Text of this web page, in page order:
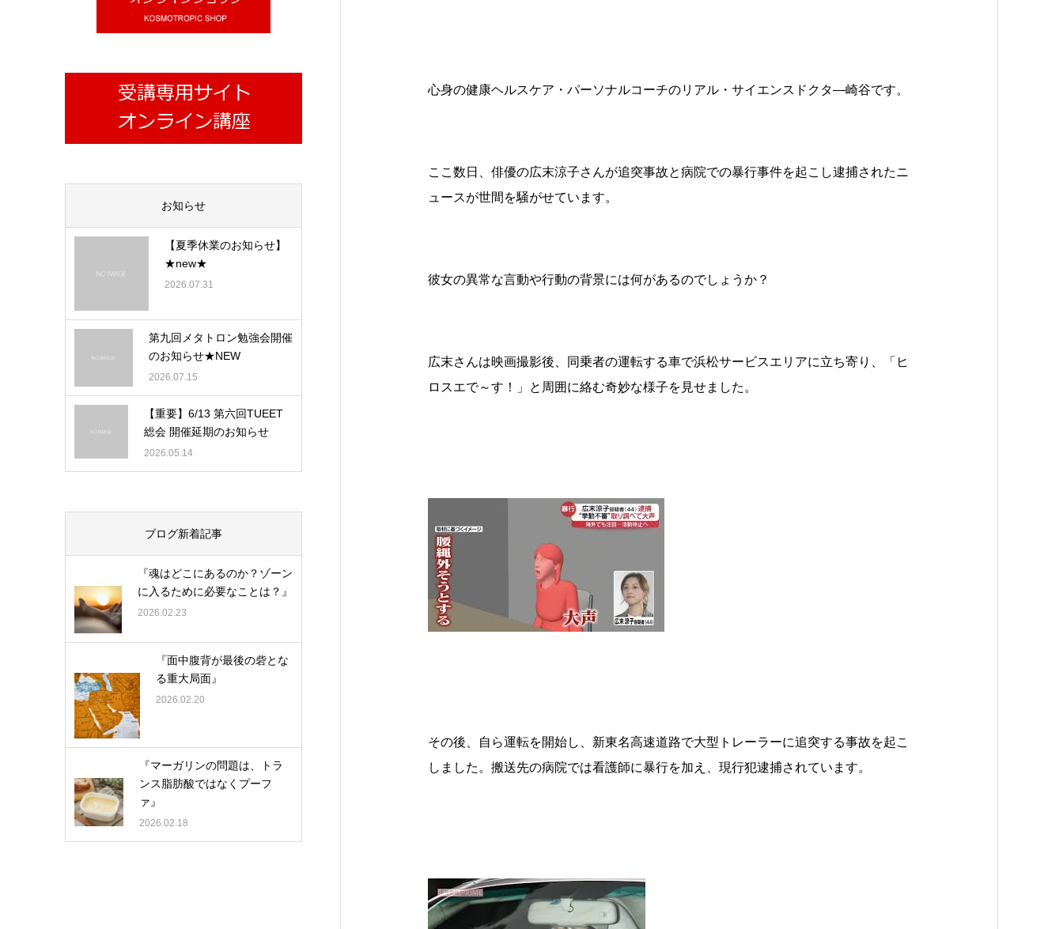
心身の健康ヘルスケア・パーソナルコーチのリアル・サイエンスドクタ—崎谷です。
ここ数日、俳優の広末涼子さんが追突事故と病院での暴行事件を起こし逮捕されたニ
ュースが世間を騒がせています。
彼女の異常な言動や行動の背景には何があるのでしょうか？
広末さんは映画撮影後、同乗者の運転する車で浜松サービスエリアに立ち寄り、「ヒ
ロスエで～す！」と周囲に絡む奇妙な様子を見せました。
その後、自ら運転を開始し、新東名高速道路で大型トレーラーに追突する事故を起こ
しました。搬送先の病院では看護師に暴行を加え、現行犯逮捕されています。
お知らせ
【夏季休業のお知らせ】
★new★
2026.07.31
第九回メタトロン勉強会開催
のお知らせ★NEW
2026.07.15
【重要】6/13 第六回TUEET
総会 開催延期のお知らせ
2026.05.14
ブログ新着記事
『魂はどこにあるのか？ゾーン
に入るために必要なことは？』
2026.02.23
『面中腹背が最後の砦とな
る重大局面』
2026.02.20
『マーガリンの問題は、トラ
ンス脂肪酸ではなくプーフ
ァ』
2026.02.18